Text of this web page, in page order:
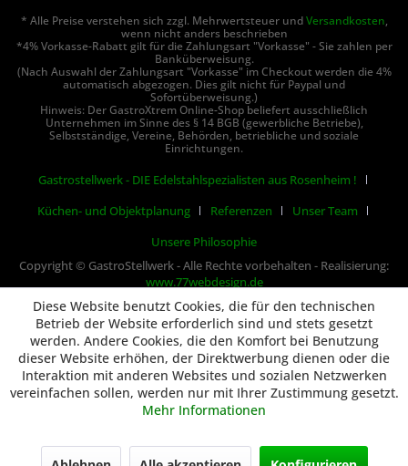
* Alle Preise verstehen sich zzgl. Mehrwertsteuer undVersandkosten,
wenn nicht anders beschrieben
*4% Vorkasse-Rabatt gilt für die Zahlungsart "Vorkasse" - Sie zahlen per
Banküberweisung.
(Nach Auswahl der Zahlungsart "Vorkasse" im Checkout werden die 4%
automatisch abgezogen. Dies gilt nicht für Paypal und
Sofortüberweisung.)
Hinweis: Der GastroXtrem Online-Shop beliefert ausschließlich
Unternehmen im Sinne des § 14 BGB (gewerbliche Betriebe),
Selbstständige, Vereine, Behörden, betriebliche und soziale
Einrichtungen.
Gastrostellwerk - DIE Edelstahlspezialisten aus Rosenheim !
Küchen- und Objektplanung
Referenzen
Unser Team
Unsere Philosophie
Copyright © GastroStellwerk - Alle Rechte vorbehalten - Realisierung:
www.77webdesign.de
Diese Website benutzt Cookies, die für den technischen
Betrieb der Website erforderlich sind und stets gesetzt
werden. Andere Cookies, die den Komfort bei Benutzung
dieser Website erhöhen, der Direktwerbung dienen oder die
Interaktion mit anderen Websites und sozialen Netzwerken
vereinfachen sollen, werden nur mit Ihrer Zustimmung gesetzt.
Mehr Informationen